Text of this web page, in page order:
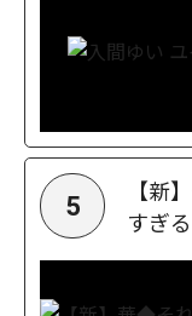
5
【新
すぎ